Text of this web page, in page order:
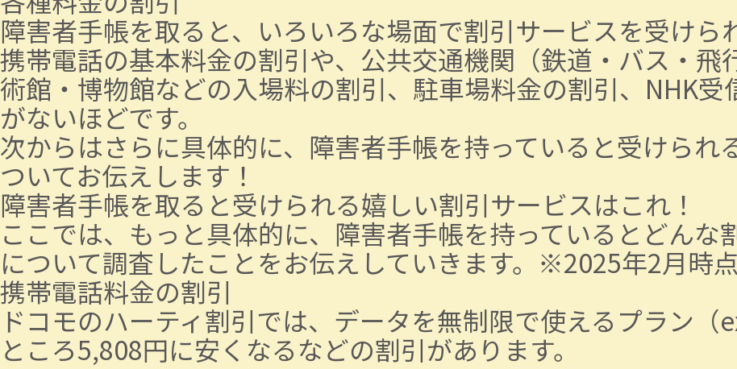
障害者手帳を取ると、いろいろな場面で割引サービスを受け
携帯電話の基本料金の割引や、公共交通機関（鉄道・バス・飛
術館・博物館などの入場料の割引、駐車場料金の割引、NHK受
がないほどです。
次からはさらに具体的に、障害者手帳を持っていると受けられ
ついてお伝えします！
障害者手帳を取ると受けられる嬉しい割引サービスはこれ！
ここでは、もっと具体的に、障害者手帳を持っているとどん
について調査したことをお伝えしていきます。※2025年2月時点
携帯電話料金の割引
ドコモのハーティ割引では、データを無制限で使えるプラン
ところ5,808円に安くなるなどの割引があります。